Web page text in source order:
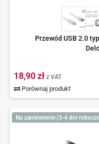
Przewód USB 2.0
18,90 zł z VAT
Porównaj produkt
Na zamówienie (3-4 dni